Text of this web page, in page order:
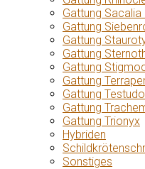
Gattung
Gattung
Gattung
Gattung
Gattung
Gattung
Gattung
Gattung
Gattung Trionyx
Hybriden
Sonstiges